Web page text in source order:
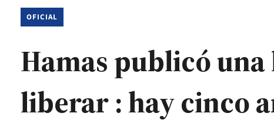
OFICIAL
Hamas publicó
liberar : hay cinco